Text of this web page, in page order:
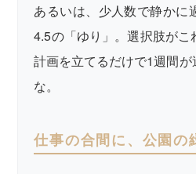
あるいは、少人数で静かに
4.5の「ゆり」。選択肢が
計画を立てるだけで1週間
な。
仕事の合間に、公園の